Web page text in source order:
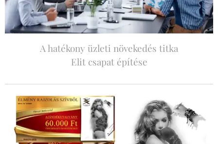
A hatékony üzleti növekedés titka
Elit csapat építése